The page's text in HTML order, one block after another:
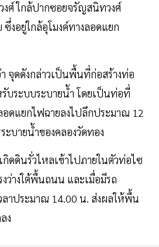
ศ์ ใกล้ปากซอยจรัญสนิทวงศ์
งอยู่ใกล้อุโมงค์ทางลอดแยก
จุดดังกล่าวเป็นพื้นที่ก่อสร้างท่อ
บระบบระบายน้ำ โดยเป็นท่อที่
อดแยกไฟฉายลงไปลึกประมาณ 12
ะบายน้ำของคลองวัดทอง
ดดินรั่วไหลเข้าไปภายในตัวท่อไซ
ว่างใต้พื้นถนน และเมื่อมีรถ
ลาประมาณ 14.00 น. ส่งผลให้พื้น
ง